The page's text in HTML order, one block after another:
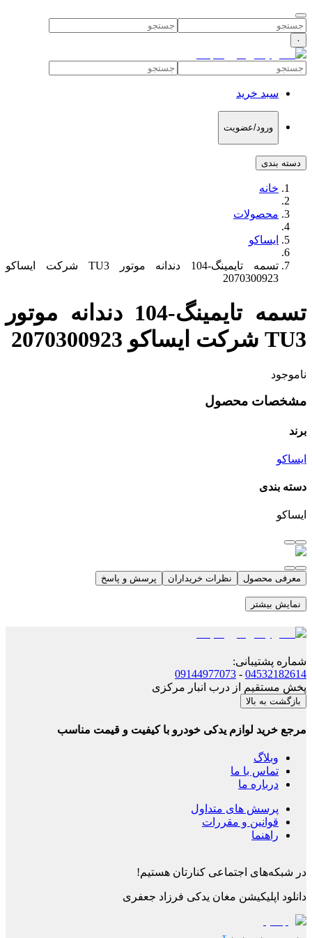
۰
سبد خرید
ورود/عضویت
دسته بندی
خانه
محصولات
ایساکو
تسمه تایمینگ-104 دندانه موتور TU3 شرکت ایساکو
2070300923
تسمه تایمینگ-104 دندانه موتور
TU3 شرکت ایساکو 2070300923
ناموجود
مشخصات محصول
برند
ایساکو
دسته بندی
ایساکو
معرفی محصول نظرات خریداران پرسش و پاسخ
نمایش بیشتر
شماره پشتیبانی:
04532182614
-
09144977073
پخش مستقیم از درب انبار مرکزی
بازگشت به بالا
مرجع خرید لوازم یدکی خودرو با کیفیت و قیمت مناسب
وبلاگ
تماس با ما
درباره ما
پرسش های متداول
قوانین و مقررات
راهنما
در شبکه‌های اجتماعی کنارتان هستیم!
دانلود اپلیکیشن مغان یدکی فرزاد جعفری